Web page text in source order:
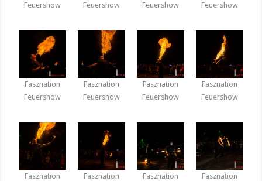
Feuershow
Feuershow
Feuershow
Feuershow
Fasznation
Feuershow
Fasznation
Feuershow
Fasznation
Feuershow
Fasznation
Feuershow
Fasznation
Fasznation
Fasznation
Fasznation